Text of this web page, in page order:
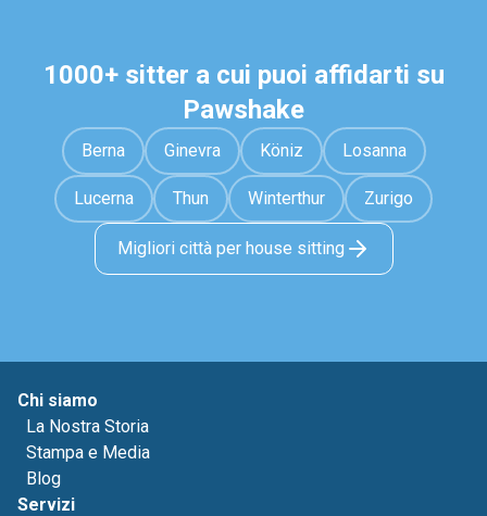
1000+ sitter a cui puoi affidarti su
Pawshake
Berna Ginevra Köniz Losanna
Lucerna Thun Winterthur Zurigo
Migliori città per house sitting
Chi siamo
La Nostra Storia
Stampa e Media
Blog
Servizi